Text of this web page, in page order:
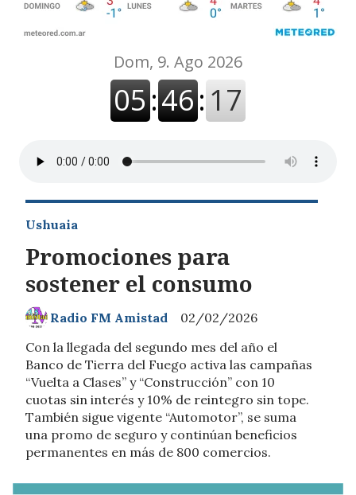
Promociones para
sostener el consumo
Con la llegada del segundo mes del año el
Banco de Tierra del Fuego activa las campañas
“Vuelta a Clases” y “Construcción” con 10
cuotas sin interés y 10% de reintegro sin tope.
También sigue vigente “Automotor”, se suma
una promo de seguro y continúan beneficios
permanentes en más de 800 comercios.
Ushuaia
02/02/2026
Radio FM Amistad